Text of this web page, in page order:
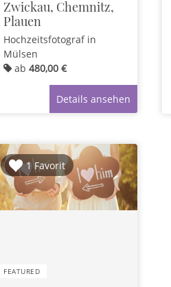
Zwickau, Chemnitz,
Plauen
Hochzeitsfotograf in
Mülsen
ab 480,00 €
Details ansehen
1 Favorit
FEATURED